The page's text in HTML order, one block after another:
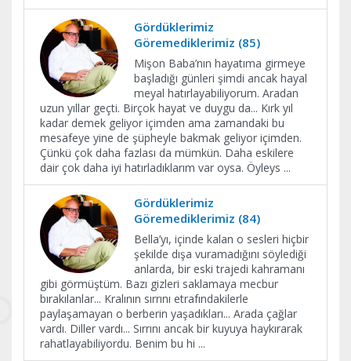
Gördüklerimiz
Göremediklerimiz (85)
Mişon Baba’nın hayatıma girmeye
başladığı günleri şimdi ancak hayal
meyal hatırlayabiliyorum. Aradan
uzun yıllar geçti. Birçok hayat ve duygu da... Kırk yıl
kadar demek geliyor içimden ama zamandaki bu
mesafeye yine de şüpheyle bakmak geliyor içimden.
Çünkü çok daha fazlası da mümkün. Daha eskilere
dair çok daha iyi hatırladıklarım var oysa. Öyleys ...
Gördüklerimiz
Göremediklerimiz (84)
Bella’yı, içinde kalan o sesleri hiçbir
şekilde dışa vuramadığını söylediği
anlarda, bir eski trajedi kahramanı
gibi görmüştüm. Bazı gizleri saklamaya mecbur
bırakılanlar... Kralının sırrını etrafındakilerle
paylaşamayan o berberin yaşadıkları... Arada çağlar
vardı. Diller vardı... Sırrını ancak bir kuyuya haykırarak
rahatlayabiliyordu. Benim bu hi ...